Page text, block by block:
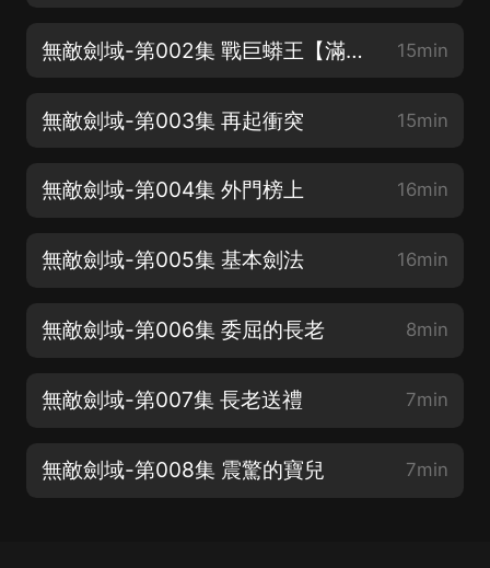
無敵劍域-第002集 戰巨蟒王【滿分好評抽年會員哦】 15min
無敵劍域-第003集 再起衝突 15min
無敵劍域-第004集 外門榜上 16min
無敵劍域-第005集 基本劍法 16min
無敵劍域-第006集 委屈的長老 8min
無敵劍域-第007集 長老送禮 7min
無敵劍域-第008集 震驚的寶兒 7min